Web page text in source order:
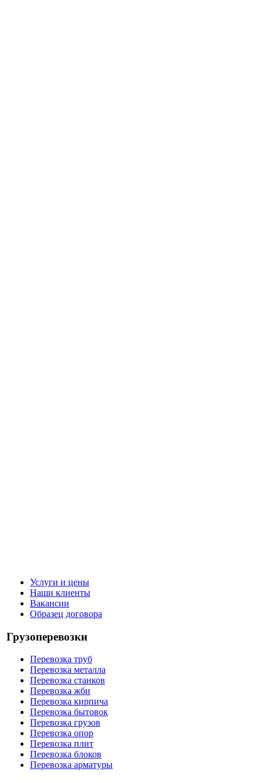
Услуги и цены
Наши клиенты
Вакансии
Образец договора
Грузоперевозки
Перевозка труб
Перевозка металла
Перевозка станков
Перевозка жби
Перевозка кирпича
Перевозка бытовок
Перевозка грузов
Перевозка опор
Перевозка плит
Перевозка блоков
Перевозка арматуры